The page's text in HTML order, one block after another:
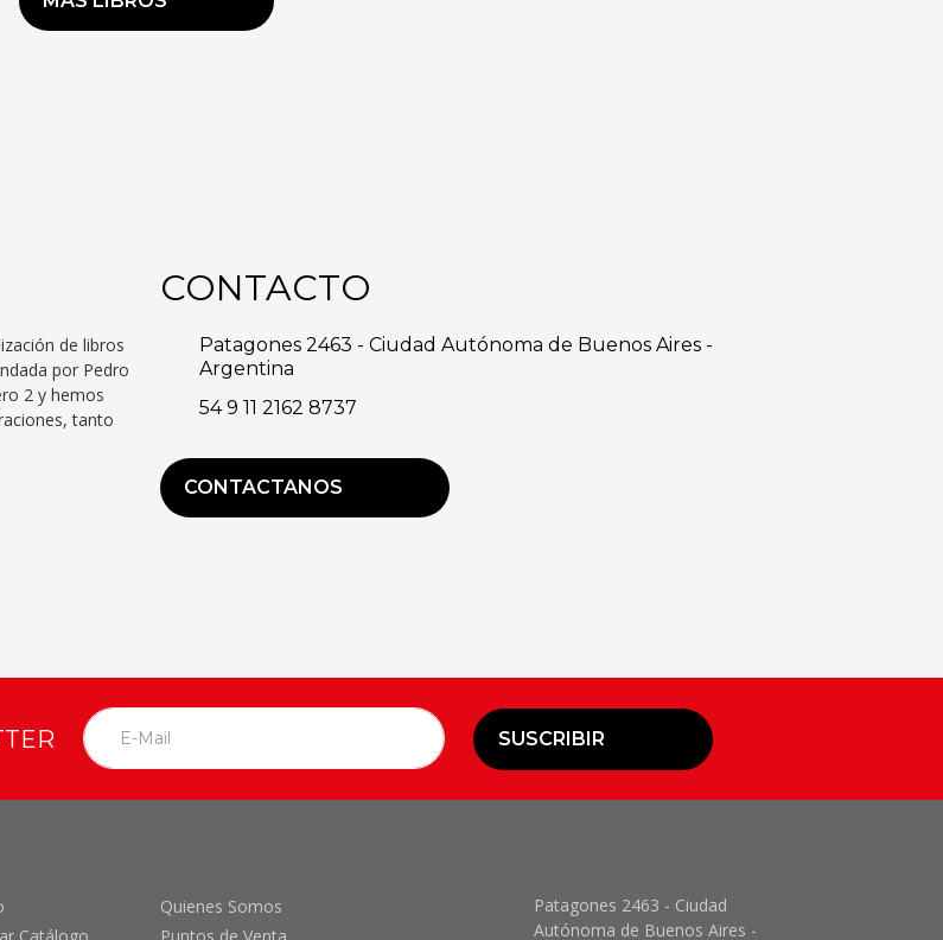
de libros
por Pedro
2 y hemos
tanto
CONTACTO
Patagones 2463 - Ciudad Autónoma de Buenos Aires -
Argentina
54 9 11 2162 8737
CONTACTANOS
SUSCRIBIR
Quienes Somos
Patagones 2463 - Ciudad
Autónoma de Buenos Aires -